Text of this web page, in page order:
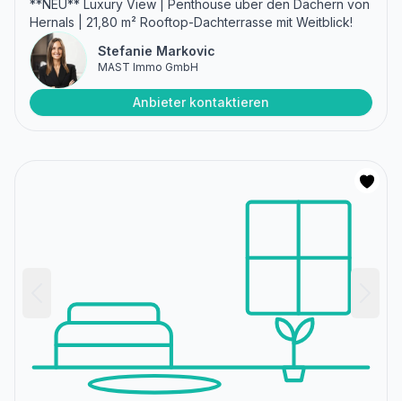
**NEU** Luxury View | Penthouse über den Dächern von
Hernals | 21,80 m² Rooftop-Dachterrasse mit Weitblick!
Stefanie Markovic
MAST Immo GmbH
Anbieter kontaktieren